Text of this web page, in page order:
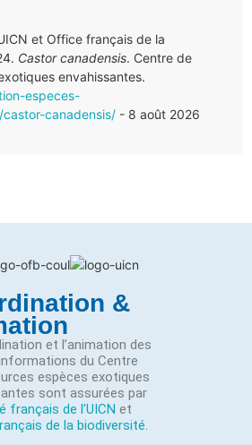
et Office français de la
Castor canadensis. Centre de
envahissantes.
especes-
canadensis/ - 8 août 2026
&
et l’animation des
du Centre
espèces exotiques
sont assurées par
français de l’UICN et
de la biodiversité.